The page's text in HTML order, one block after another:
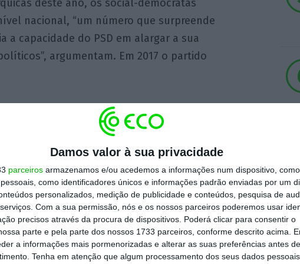
Damos valor à sua privacidade
parceiros armazenamos e/ou acedemos a informações num dispositivo,
como identificadores únicos e informações padrão enviadas por um
personalizados, medição de publicidade e conteúdos, pesquisa de
Com a sua permissão, nós e os nossos parceiros poderemos usar
precisos através da procura de dispositivos. Poderá clicar para consentir o
parte e pela parte dos nossos 1733 parceiros, conforme descrito acima.
a informações mais pormenorizadas e alterar as suas preferências antes
Tenha em atenção que algum processamento dos seus dados
deste ano, os social-democratas
nacional, “um número que surpreende
a capacidade do PSD em alargar a sua
argumentam. Em 2017 o partido
candidatos, dos quais 27.605 são
ao género,os homens continuam
é reduzida: 44,56% mulheres e 55,44%
um equilíbrio na paridade homens-
nota o comunicado, referindo-se à
dos sexos definida pela lei da paridade.
lamentou que o partido não consiga ter